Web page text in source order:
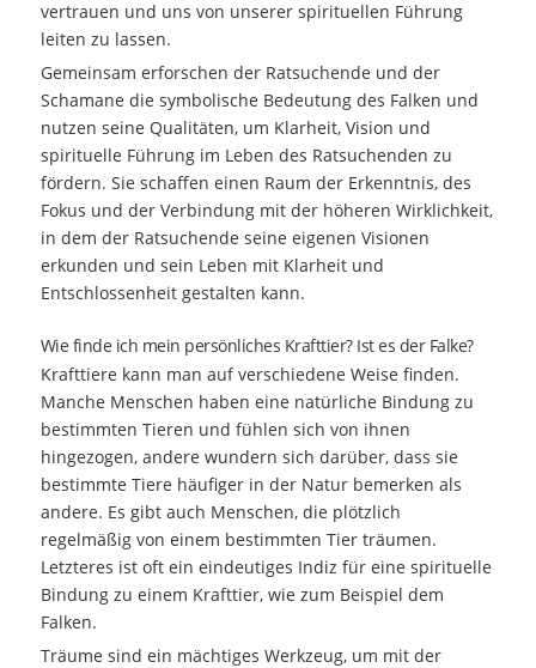
vertrauen und uns von unserer spirituellen Führung
leiten zu lassen.
Gemeinsam erforschen der Ratsuchende und der
Schamane die symbolische Bedeutung des Falken und
nutzen seine Qualitäten, um Klarheit, Vision und
spirituelle Führung im Leben des Ratsuchenden zu
fördern. Sie schaffen einen Raum der Erkenntnis, des
Fokus und der Verbindung mit der höheren Wirklichkeit,
in dem der Ratsuchende seine eigenen Visionen
erkunden und sein Leben mit Klarheit und
Entschlossenheit gestalten kann.
Wie finde ich mein persönliches Krafttier? Ist es der Falke?
Krafttiere kann man auf verschiedene Weise finden.
Manche Menschen haben eine natürliche Bindung zu
bestimmten Tieren und fühlen sich von ihnen
hingezogen, andere wundern sich darüber, dass sie
bestimmte Tiere häufiger in der Natur bemerken als
andere. Es gibt auch Menschen, die plötzlich
regelmäßig von einem bestimmten Tier träumen.
Letzteres ist oft ein eindeutiges Indiz für eine spirituelle
Bindung zu einem Krafttier, wie zum Beispiel dem
Falken.
Träume sind ein mächtiges Werkzeug, um mit der